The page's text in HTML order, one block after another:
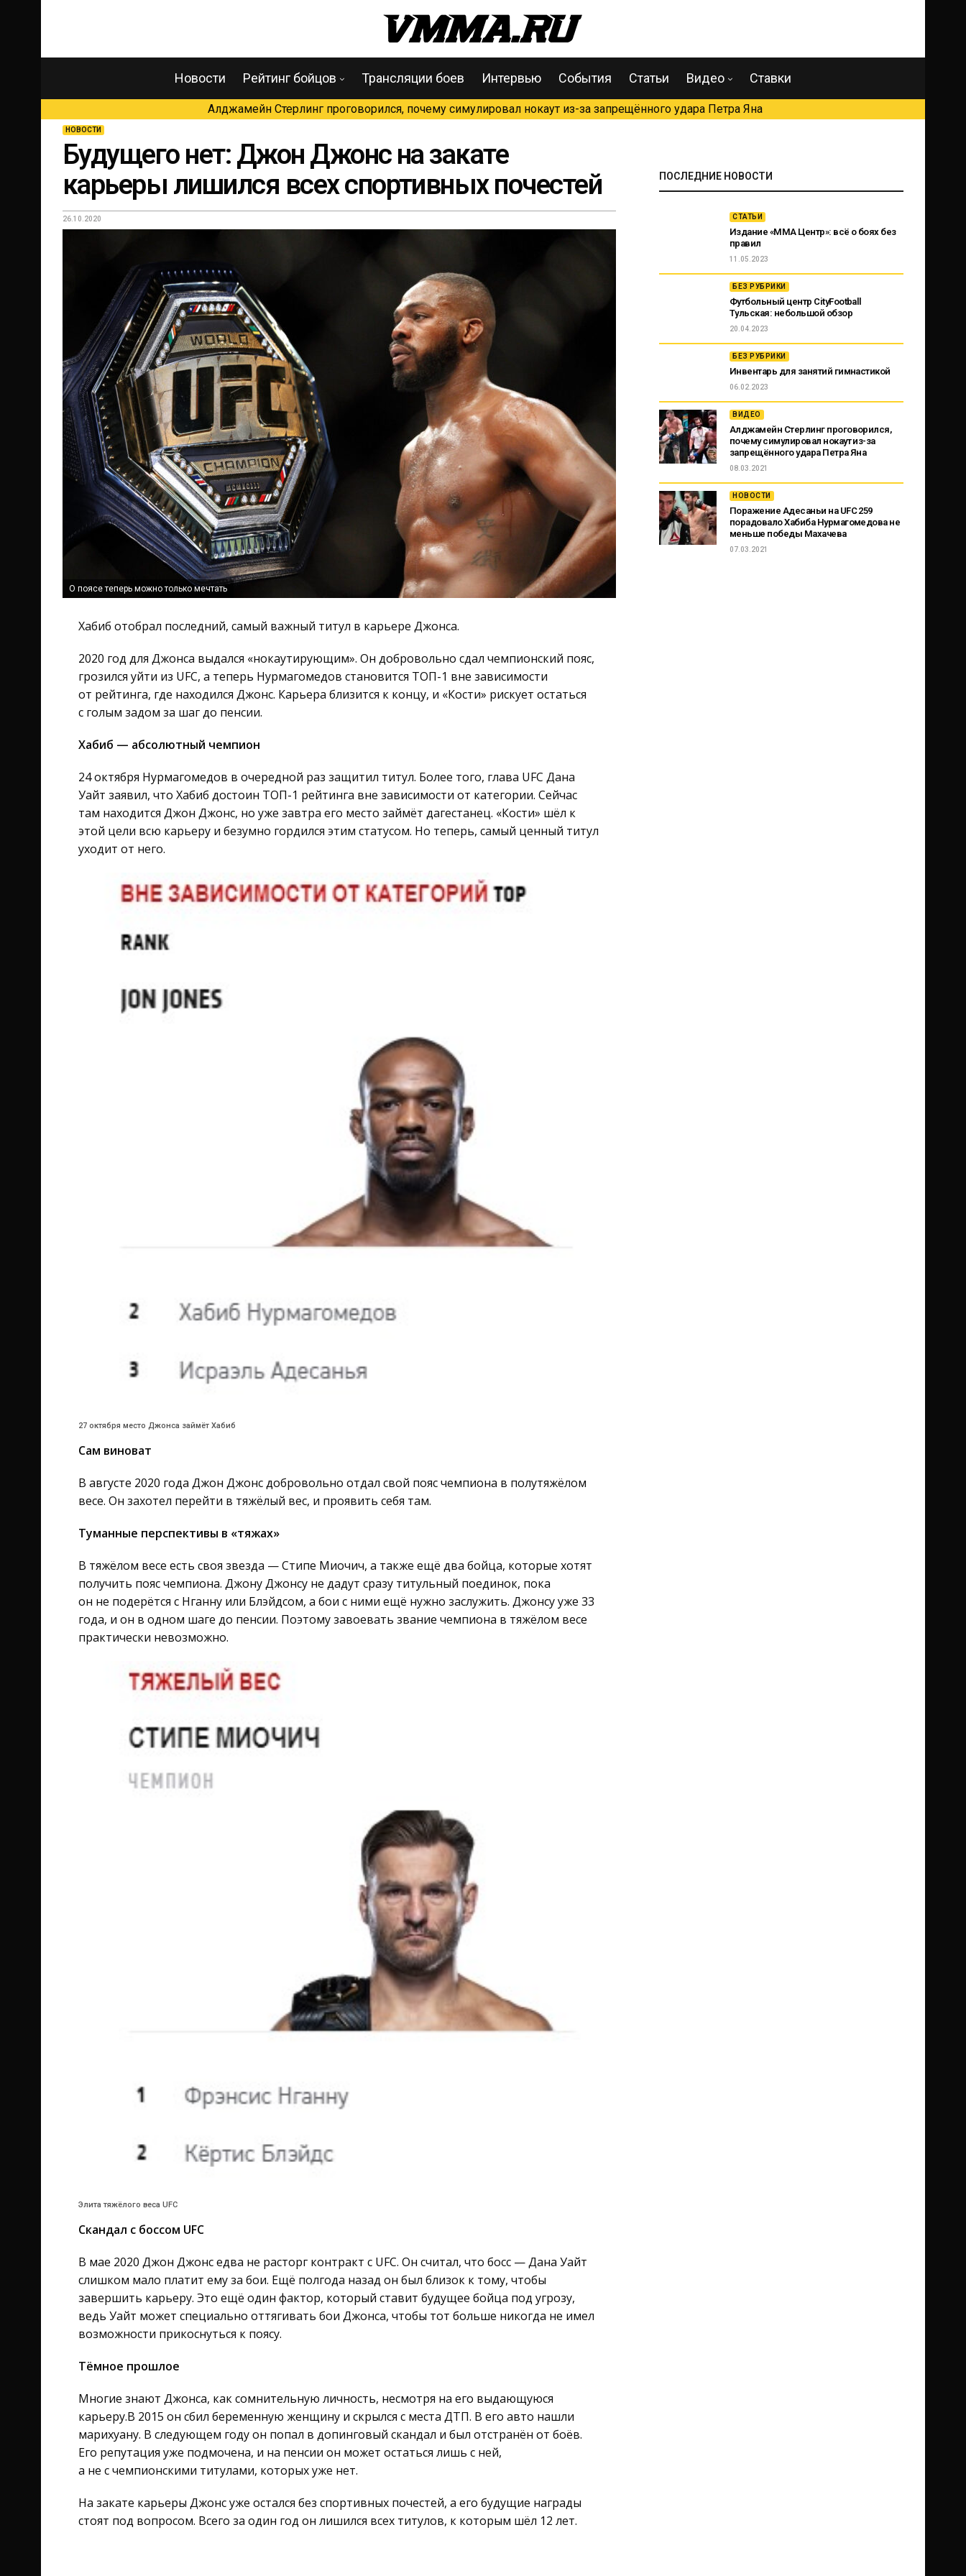
Новости Рейтинг бойцов Трансляции боев Интервью События Статьи Видео Ставки
Алджамейн Стерлинг проговорился, почему симулировал нокаут из-за запрещённого удара Петра Яна
НОВОСТИ
Будущего нет: Джон Джонс на закате
карьеры лишился всех спортивных почестей
26.10.2020
О поясе теперь можно только мечтать
Хабиб отобрал последний, самый важный титул в карьере Джонса.
2020 год для Джонса выдался «нокаутирующим». Он добровольно сдал чемпионский пояс,
грозился уйти из UFC, а теперь Нурмагомедов становится ТОП-1 вне зависимости
от рейтинга, где находился Джонс. Карьера близится к концу, и «Кости» рискует остаться
с голым задом за шаг до пенсии.
Хабиб — абсолютный чемпион
24 октября Нурмагомедов в очередной раз защитил титул. Более того, глава UFC Дана
Уайт заявил, что Хабиб достоин ТОП-1 рейтинга вне зависимости от категории. Сейчас
там находится Джон Джонс, но уже завтра его место займёт дагестанец. «Кости» шёл к
этой цели всю карьеру и безумно гордился этим статусом. Но теперь, самый ценный титул
уходит от него.
27 октября место Джонса займёт Хабиб
Сам виноват
В августе 2020 года Джон Джонс добровольно отдал свой пояс чемпиона в полутяжёлом
весе. Он захотел перейти в тяжёлый вес, и проявить себя там.
Туманные перспективы в «тяжах»
В тяжёлом весе есть своя звезда — Стипе Миочич, а также ещё два бойца, которые хотят
получить пояс чемпиона. Джону Джонсу не дадут сразу титульный поединок, пока
он не подерётся с Нганну или Блэйдсом, а бои с ними ещё нужно заслужить. Джонсу уже 33
года, и он в одном шаге до пенсии. Поэтому завоевать звание чемпиона в тяжёлом весе
практически невозможно.
Элита тяжёлого веса UFC
Скандал с боссом UFC
В мае 2020 Джон Джонс едва не расторг контракт с UFC. Он считал, что босс — Дана Уайт
слишком мало платит ему за бои. Ещё полгода назад он был близок к тому, чтобы
завершить карьеру. Это ещё один фактор, который ставит будущее бойца под угрозу,
ведь Уайт может специально оттягивать бои Джонса, чтобы тот больше никогда не имел
возможности прикоснуться к поясу.
Тёмное прошлое
Многие знают Джонса, как сомнительную личность, несмотря на его выдающуюся
карьеру.В 2015 он сбил беременную женщину и скрылся с места ДТП. В его авто нашли
марихуану. В следующем году он попал в допинговый скандал и был отстранён от боёв.
Его репутация уже подмочена, и на пенсии он может остаться лишь с ней,
а не с чемпионскими титулами, которых уже нет.
На закате карьеры Джонс уже остался без спортивных почестей, а его будущие награды
стоят под вопросом. Всего за один год он лишился всех титулов, к которым шёл 12 лет.
ПОСЛЕДНИЕ НОВОСТИ
СТАТЬИ
Издание «ММА Центр»: всё о боях без
правил
11.05.2023
БЕЗ РУБРИКИ
Футбольный центр CityFootball
Тульская: небольшой обзор
20.04.2023
БЕЗ РУБРИКИ
Инвентарь для занятий гимнастикой
06.02.2023
ВИДЕО
Алджамейн Стерлинг проговорился,
почему симулировал нокаут из-за
запрещённого удара Петра Яна
08.03.2021
НОВОСТИ
Поражение Адесаньи на UFC 259
порадовало Хабиба Нурмагомедова не
меньше победы Махачева
07.03.2021